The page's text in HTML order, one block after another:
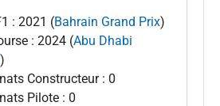
: 2021 (Bahrain Grand Prix)
: 2024 (Abu Dhabi
)
Constructeur : 0
Pilote : 0